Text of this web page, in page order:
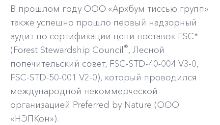
В прошлом году ООО «Архбум тиссью групп»
также успешно прошло первый надзорный
аудит по сертификации цепи поставок FSC*
(Forest Stewardship Council ®, Лесной
попечительский совет, FSC-STD-40-004 V3-0,
FSC-STD-50-001 V2-0), который проводился
международной некоммерческой
организацией Preferred by Nature (ООО
«НЭПКон»).